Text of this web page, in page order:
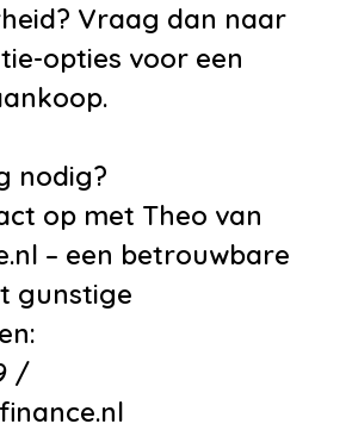
Vraag dan naar
opties voor een
nodig?
op met Theo van
– een betrouwbare
gunstige
/